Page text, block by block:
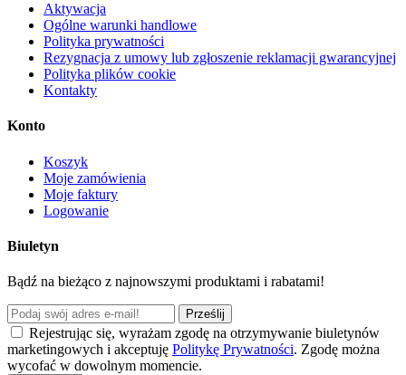
Aktywacja
Ogólne warunki handlowe
Polityka prywatności
Rezygnacja z umowy lub zgłoszenie reklamacji gwarancyjnej
Polityka plików cookie
Kontakty
Konto
Koszyk
Moje zamówienia
Moje faktury
Logowanie
Biuletyn
Bądź na bieżąco z najnowszymi produktami i rabatami!
Prześlij
Rejestrując się, wyrażam zgodę na otrzymywanie biuletynów
marketingowych i akceptuję Politykę Prywatności. Zgodę można
wycofać w dowolnym momencie.